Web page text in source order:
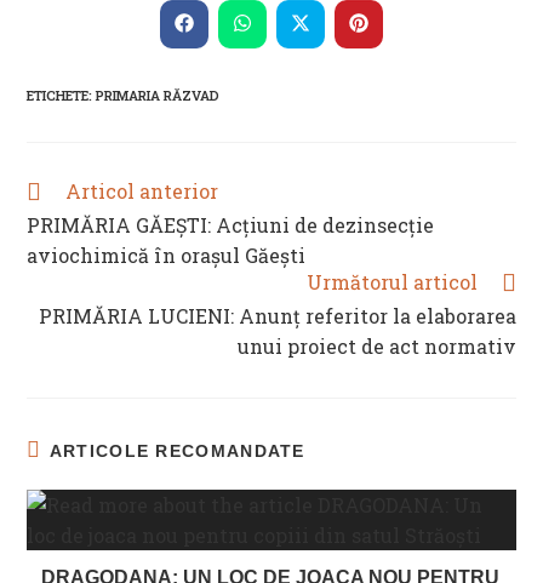
CONTENT
Opens
in
window
Opens
in
Opens
in
Opens
in
ETICHETE:PRIMARIA RĂZVAD
READ
ARTICLES
Articol anterior
PRIMĂRIA GĂEȘTI: Acțiuni de dezinsecție
aviochimică în orașul Găești
Următorul articol
PRIMĂRIA LUCIENI: Anunț referitor la elaborarea
unui proiect de act normativ
ARTICOLE RECOMANDATE
DRAGODANA: UN LOC DE JOACA NOU PENTRU